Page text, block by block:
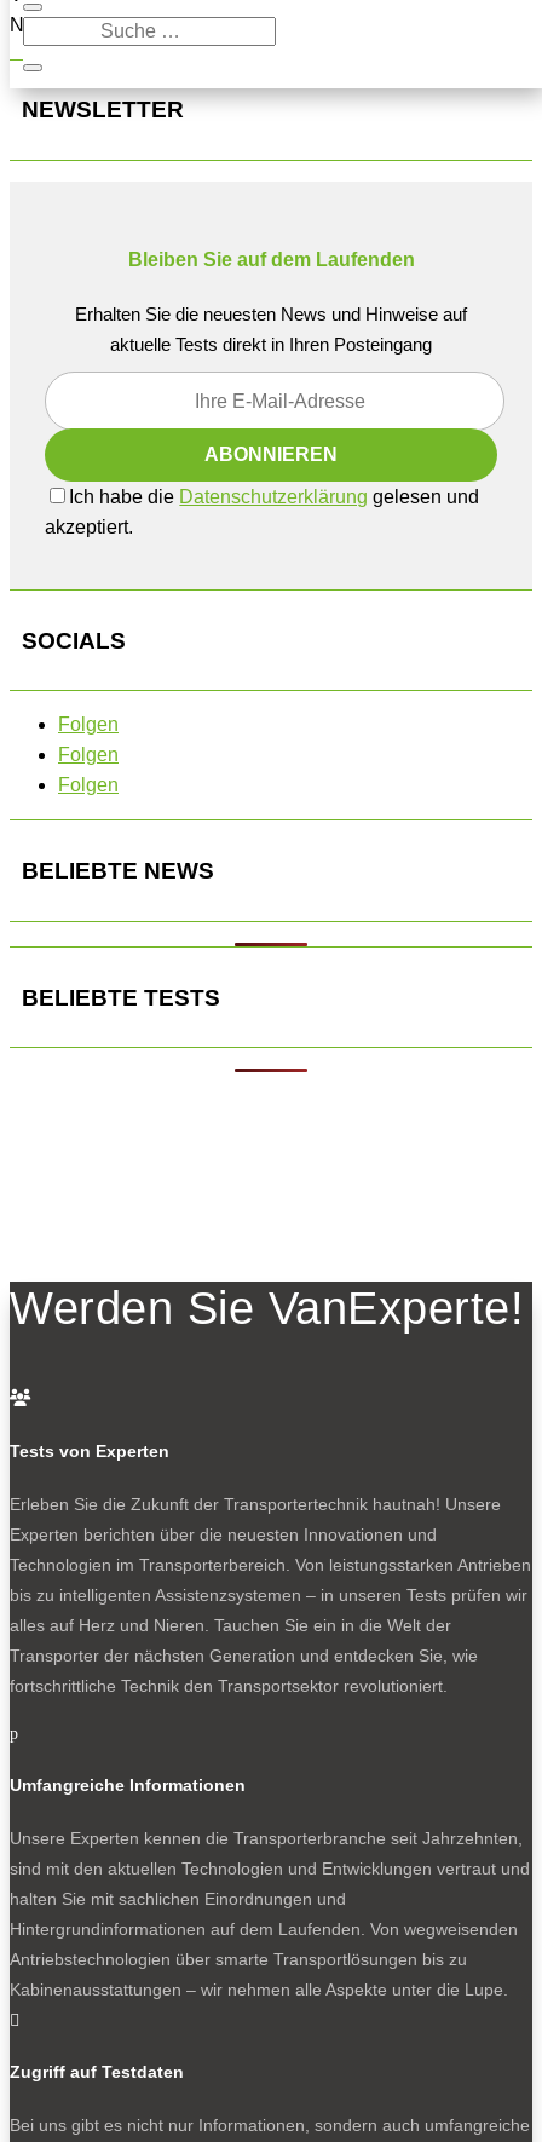
Navigation oben, um den Beitrag zu finden.
NEWSLETTER
Bleiben Sie auf dem Laufenden
Erhalten Sie die neuesten News und Hinweise auf
aktuelle Tests direkt in Ihren Posteingang
Ich habe die Datenschutzerklärung gelesen und
akzeptiert.
SOCIALS
Folgen
Folgen
Folgen
BELIEBTE NEWS
BELIEBTE TESTS
Werden Sie VanExperte!

Tests von Experten
Erleben Sie die Zukunft der Transportertechnik hautnah! Unsere
Experten berichten über die neuesten Innovationen und
Technologien im Transporterbereich. Von leistungsstarken Antrieben
bis zu intelligenten Assistenzsystemen – in unseren Tests prüfen wir
alles auf Herz und Nieren. Tauchen Sie ein in die Welt der
Transporter der nächsten Generation und entdecken Sie, wie
fortschrittliche Technik den Transportsektor revolutioniert.
p
Umfangreiche Informationen
Unsere Experten kennen die Transporterbranche seit Jahrzehnten,
sind mit den aktuellen Technologien und Entwicklungen vertraut und
halten Sie mit sachlichen Einordnungen und
Hintergrundinformationen auf dem Laufenden. Von wegweisenden
Antriebstechnologien über smarte Transportlösungen bis zu
Kabinenausstattungen – wir nehmen alle Aspekte unter die Lupe.

Zugriff auf Testdaten
Bei uns gibt es nicht nur Informationen, sondern auch umfangreiche